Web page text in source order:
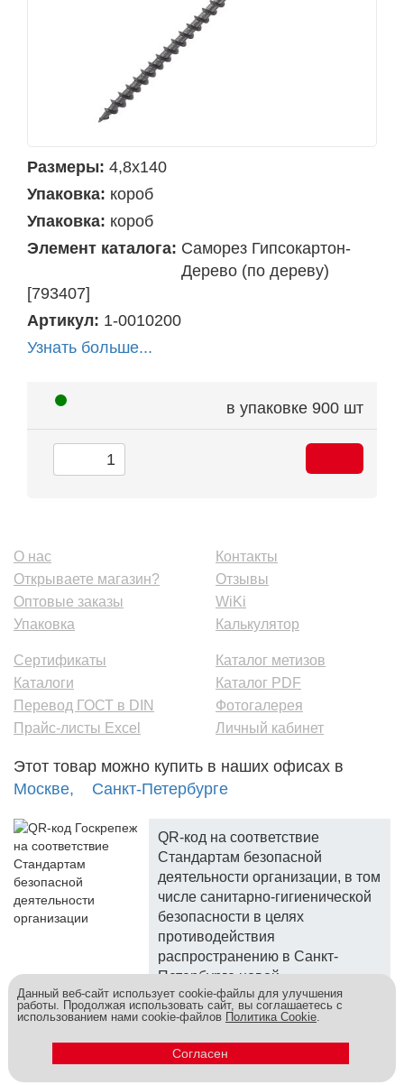
Размеры: 4,8х140
Упаковка: короб
Упаковка: короб
Элемент каталога: Саморез Гипсокартон-
Дерево (по дереву)
[793407]
Артикул: 1-0010200
Узнать больше...
в упаковке 900 шт
О нас
Открываете магазин?
Оптовые заказы
Упаковка
Контакты
Отзывы
WiKi
Калькулятор
Сертификаты
Каталоги
Перевод ГОСТ в DIN
Прайс-листы Excel
Каталог метизов
Каталог PDF
Фотогалерея
Личный кабинет
Этот товар можно купить в наших офисах в
Москве,
Санкт-Петербурге
QR-код на соответствие
Стандартам безопасной
деятельности организации, в том
числе санитарно-гигиенической
безопасности в целях
противодействия
распространению в Санкт-
Петербурге новой
коронавирусной инфекции.
Метизы и крепеж оптом - это к нам! © 2026
Данный веб-сайт использует cookie-файлы для улучшения
работы. Продолжая использовать сайт, вы соглашаетесь с
использованием нами cookie-файлов Политика Cookie.
Согласен